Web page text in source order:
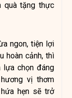
quà tặng thực
ngon, tiện lợi
hoàn cảnh, thì
lựa chọn đáng
vị thơm
hẹn sẽ trở